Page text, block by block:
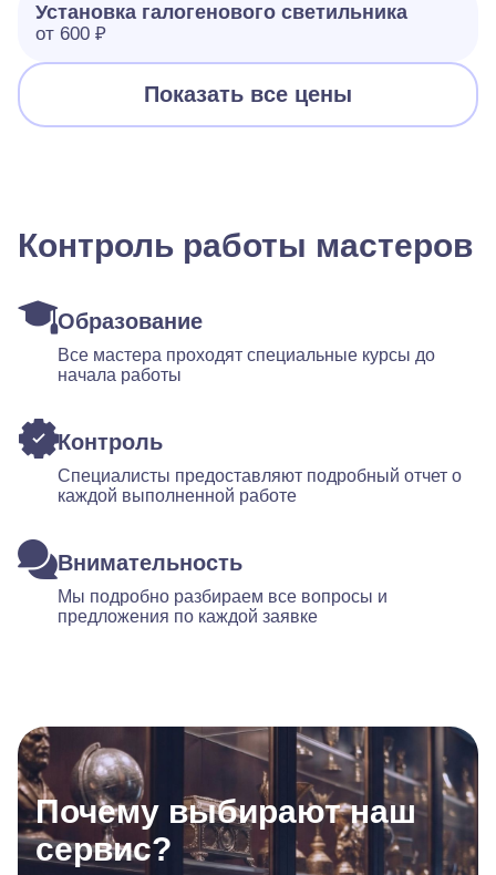
Установка галогенового светильника
от 600 ₽
Показать все цены
Контроль работы мастеров
Образование
Все мастера проходят специальные курсы до
начала работы
Контроль
Специалисты предоставляют подробный отчет о
каждой выполненной работе
Внимательность
Мы подробно разбираем все вопросы и
предложения по каждой заявке
Почему выбирают наш
сервис?